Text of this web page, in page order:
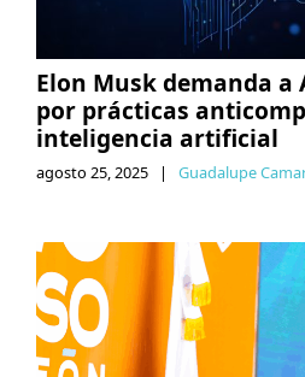
Elon Musk demanda a
por prácticas
inteligencia artificial
agosto 25, 2025 | Guadalupe